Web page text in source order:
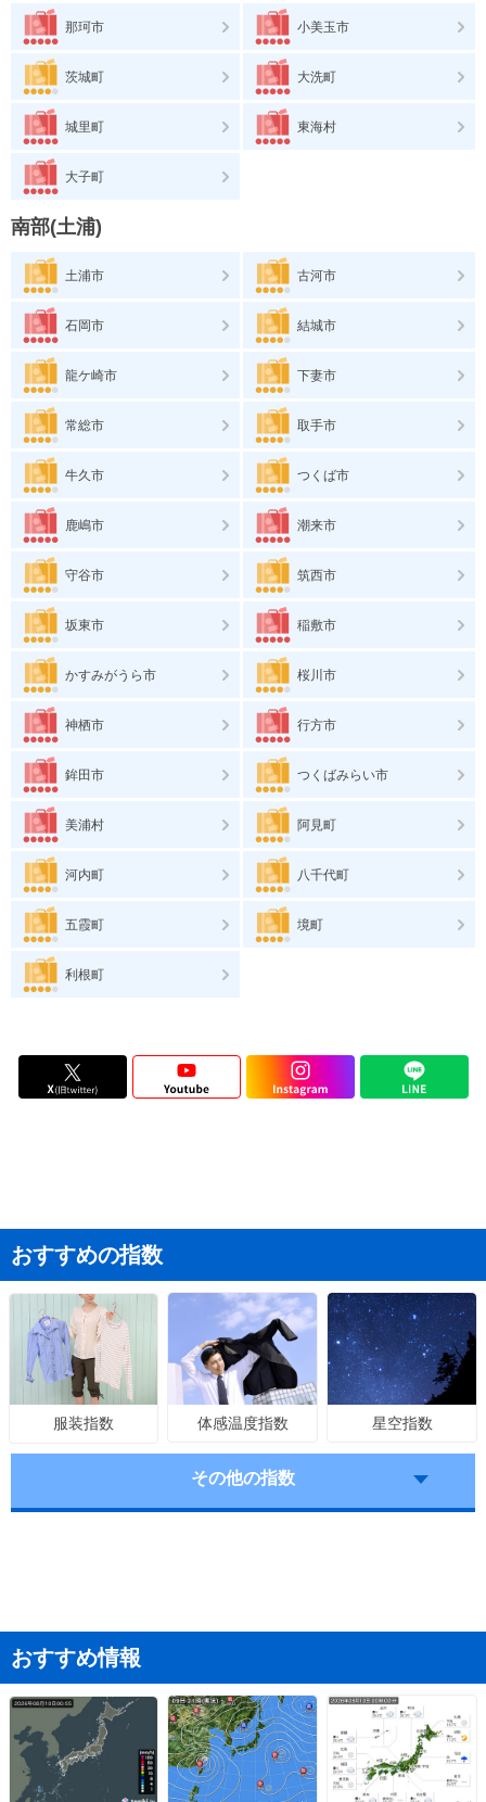
那珂市 小美玉市
茨城町 大洗町
城里町 東海村
大子町
南部(土浦)
土浦市 古河市
石岡市 結城市
龍ケ崎市 下妻市
常総市 取手市
牛久市 つくば市
鹿嶋市 潮来市
守谷市 筑西市
坂東市 稲敷市
かすみがうら市 桜川市
神栖市 行方市
鉾田市 つくばみらい市
美浦村 阿見町
河内町 八千代町
五霞町 境町
利根町
おすすめの指数
服装指数 体感温度指数 星空指数
その他の指数
おすすめ情報